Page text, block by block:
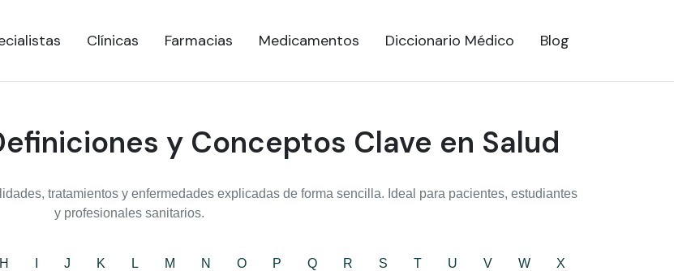
Clínicas Farmacias Medicamentos Diccionario Médico Blog
y Conceptos Clave en Salud
tratamientos y enfermedades explicadas de forma sencilla. Ideal para pacientes, estudiantes
y profesionales sanitarios.
H J K L M N O P Q R S T U V W X